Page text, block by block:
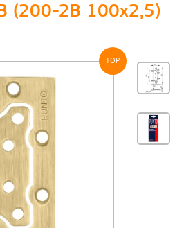
(200-2B 100x2,5)
TOP